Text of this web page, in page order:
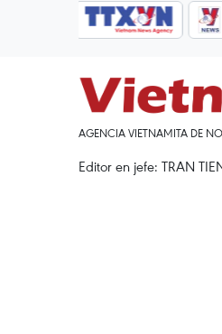
AGENCIA VIETNAMITA DE
Editor en jefe: TRAN